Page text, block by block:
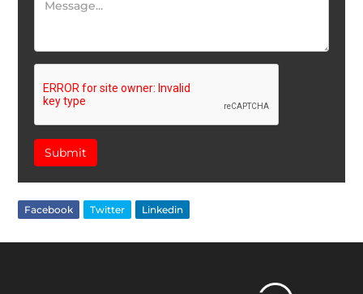
Submit
Facebook Twitter Linkedin